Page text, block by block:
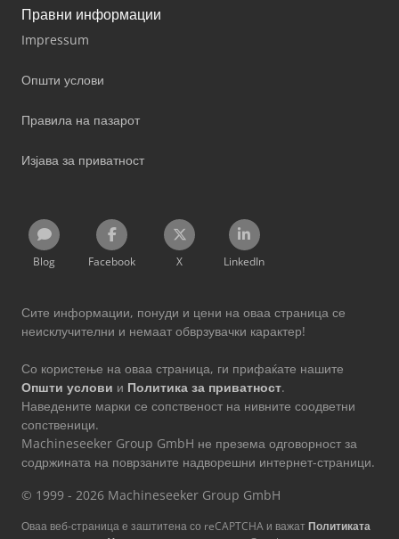
Правни информации
Impressum
Општи услови
Правила на пазарот
Изјава за приватност
Blog Facebook X LinkedIn
Сите информации, понуди и цени на оваа страница се
неисклучителни и немаат обврзувачки карактер!
Со користење на оваа страница, ги прифаќате нашите
Општи услови и Политика за приватност.
Наведените марки се сопственост на нивните соодветни
сопственици.
Machineseeker Group GmbH не презема одговорност за
содржината на поврзаните надворешни интернет-страници.
© 1999 - 2026 Machineseeker Group GmbH
Оваа веб-страница е заштитена со reCAPTCHA и важат Политиката